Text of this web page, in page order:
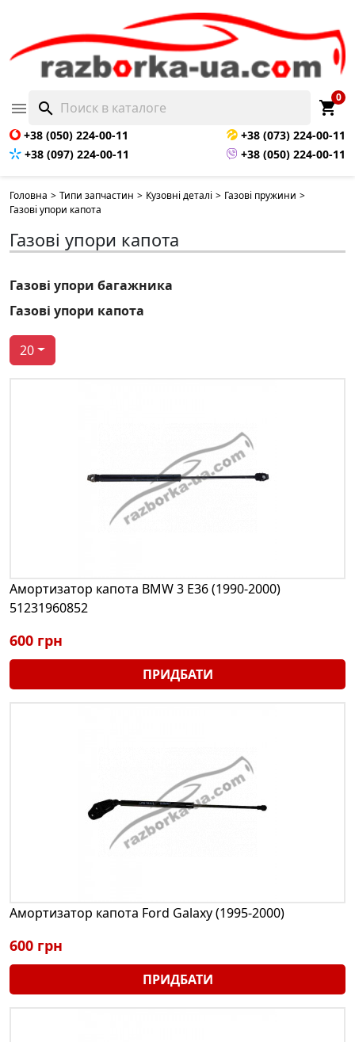
 search shopping_cart
0
+38 (050) 224-00-11
+38 (073) 224-00-11
+38 (097) 224-00-11
+38 (050) 224-00-11
Головна > Типи запчастин > Кузовні деталі > Газові пружини >
Газові упори капота
Газові упори капота
Газові упори багажника
Газові упори капота
20
Амортизатор капота BMW 3 E36 (1990-2000)
51231960852
600 грн
ПРИДБАТИ
Амортизатор капота Ford Galaxy (1995-2000)
600 грн
ПРИДБАТИ